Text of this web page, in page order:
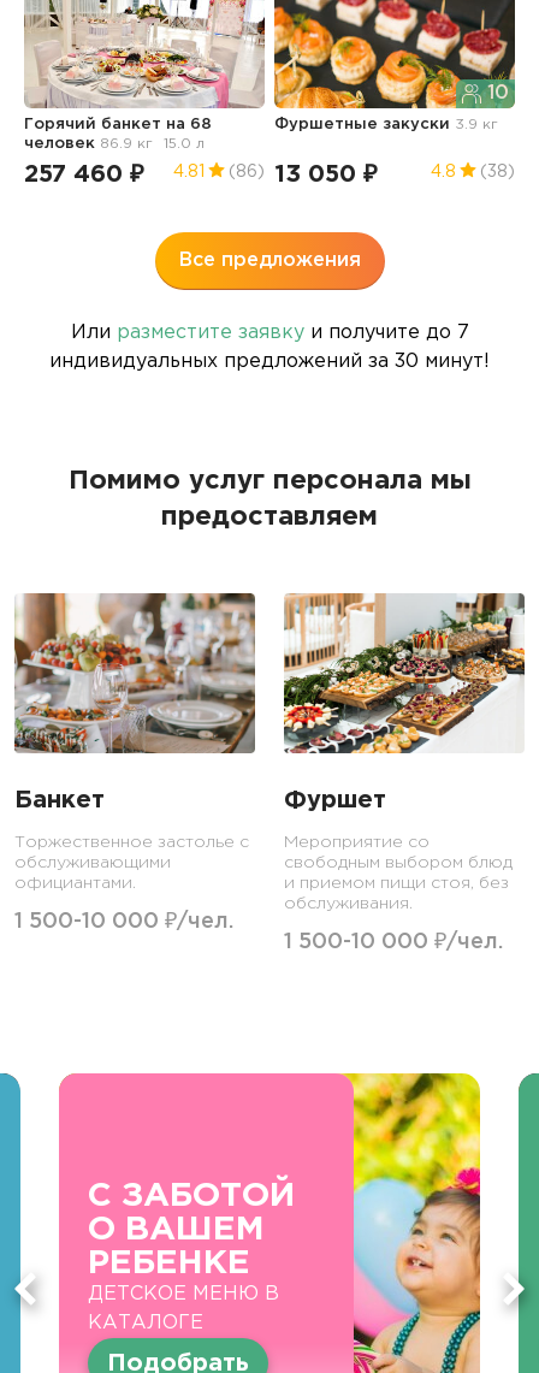
Горячий банкет на 68
человек 86.9 кг 15.0 л
257 460 ₽ 4.81 (86)
10
Фуршетные закуски 3.9 кг
13 050 ₽ 4.8 (38)
Все предложения
Или разместите заявкуи получите до 7
индивидуальных предложений за 30 минут!
Помимо услуг персонала мы
предоставляем
Банкет
Торжественное застолье с
обслуживающими
официантами.
1 500-10 000 ₽/чел.
Фуршет
Мероприятие со
свободным выбором блюд
и приемом пищи стоя, без
обслуживания.
1 500-10 000 ₽/чел.
С ЗАБОТОЙ
О ВАШЕМ
РЕБЕНКЕ
ДЕТСКОЕ МЕНЮ В
КАТАЛОГЕ
Подобрать